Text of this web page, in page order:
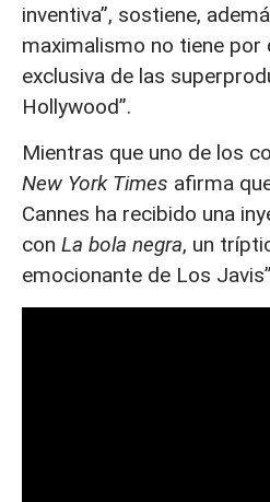
inventiva”, sostiene,
maximalismo no tiene
exclusiva de las
Hollywood”.
Mientras que uno de los
New York Times afirma
Cannes ha recibido una
con La bola negra, un
emocionante de Los